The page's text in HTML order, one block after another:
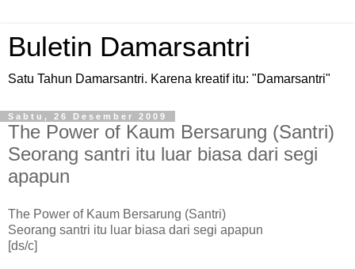
Buletin Damarsantri
Satu Tahun Damarsantri. Karena kreatif itu: "Damarsantri"
Sabtu, 26 Desember 2009
The Power of Kaum Bersarung (Santri)
Seorang santri itu luar biasa dari segi
apapun
The Power of Kaum Bersarung (Santri)
Seorang santri itu luar biasa dari segi apapun
[ds/c]